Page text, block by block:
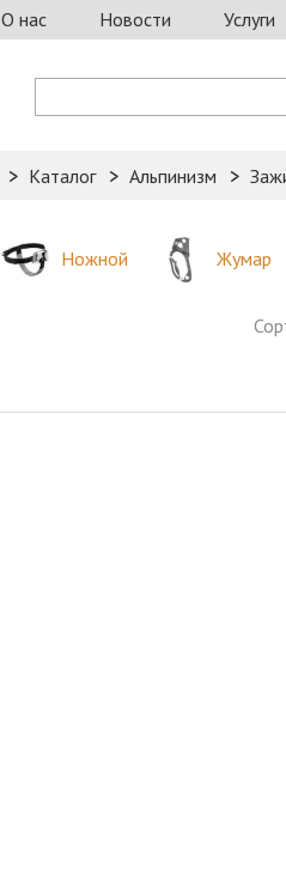
О нас Новости Услуги
Каталог Альпинизм
Ножной Жумар